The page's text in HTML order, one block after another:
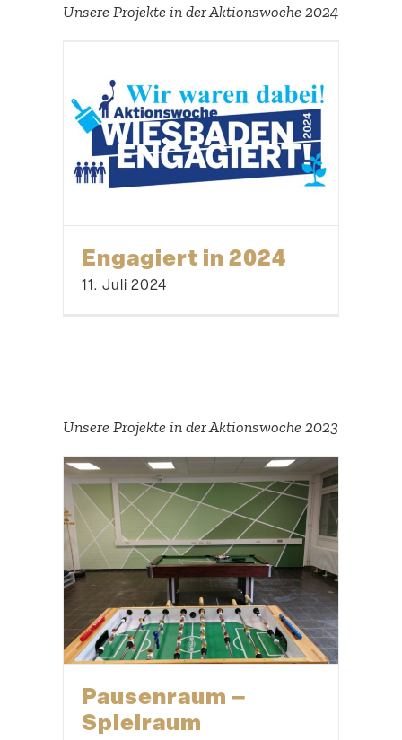
Unsere Projekte in der Aktions­woche 2024
Engagiert in 2024
11. Juli 2024
Unsere Projekte in der Aktions­woche 2023
Pausenraum –
Spielraum